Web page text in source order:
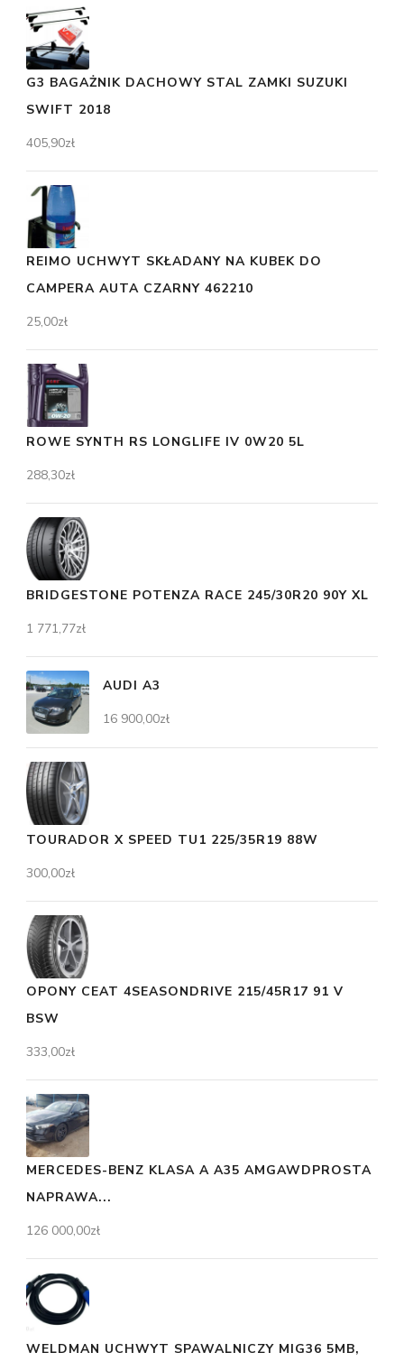
G3 BAGAŻNIK DACHOWY STAL ZAMKI SUZUKI
SWIFT 2018
405,90zł
REIMO UCHWYT SKŁADANY NA KUBEK DO
CAMPERA AUTA CZARNY 462210
25,00zł
ROWE SYNTH RS LONGLIFE IV 0W20 5L
288,30zł
BRIDGESTONE POTENZA RACE 245/30R20 90Y XL
1 771,77zł
AUDI A3
16 900,00zł
TOURADOR X SPEED TU1 225/35R19 88W
300,00zł
OPONY CEAT 4SEASONDRIVE 215/45R17 91 V
BSW
333,00zł
MERCEDES-BENZ KLASA A A35 AMGAWDPROSTA
NAPRAWA...
126 000,00zł
WELDMAN UCHWYT SPAWALNICZY MIG36 5MB,